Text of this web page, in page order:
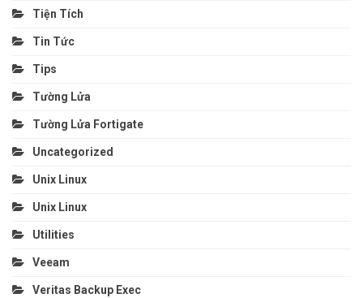
Tiện Tích
Tin Tức
Tips
Tường Lửa
Tường Lửa Fortigate
Uncategorized
Unix Linux
Unix Linux
Utilities
Veeam
Veritas Backup Exec